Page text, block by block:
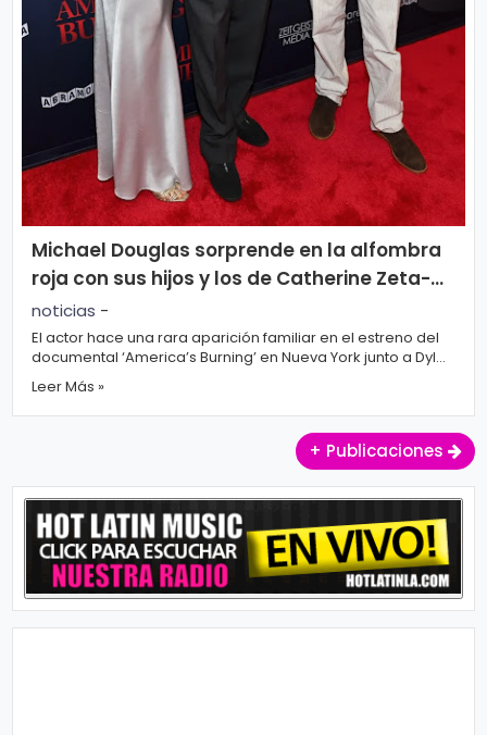
Michael Douglas sorprende en la alfombra
roja con sus hijos y los de Catherine Zeta-
Jones
noticias -
El actor hace una rara aparición familiar en el estreno del
documental ‘America’s Burning’ en Nueva York junto a Dylan
y Carys Douglas. Mich...
Leer Más »
+ Publicaciones